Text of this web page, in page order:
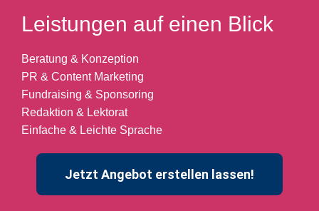
Leistungen auf einen Blick
Beratung & Konzeption
PR & Content Marketing
Fundraising & Sponsoring
Redaktion & Lektorat
Einfache & Leichte Sprache
Jetzt Angebot erstellen lassen!